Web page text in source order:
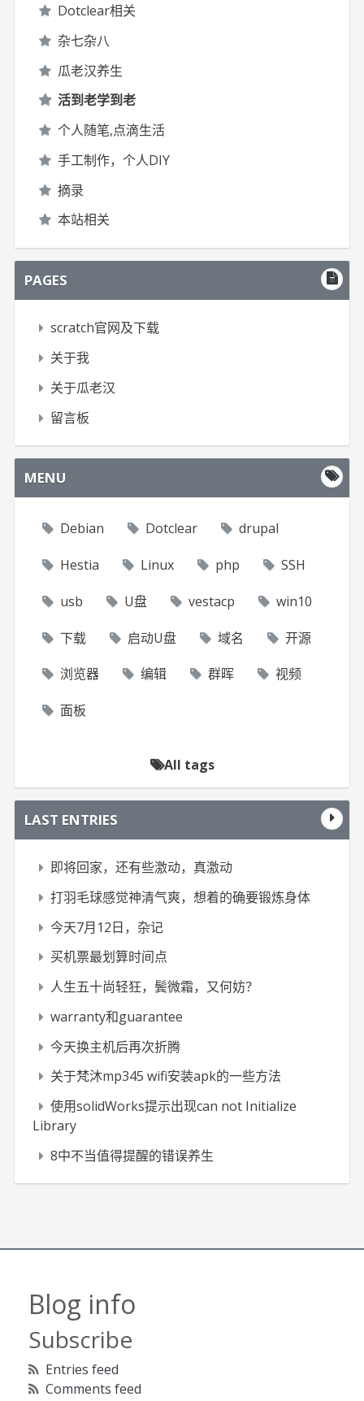
Dotclear相关
杂七杂八
瓜老汉养生
活到老学到老
个人随笔,点滴生活
手工制作，个人DIY
摘录
本站相关
PAGES
scratch官网及下载
关于我
关于瓜老汉
留言板
MENU
Debian Dotclear drupal
Hestia Linux php SSH
usb U盘 vestacp win10
下载 启动U盘 域名 开源
浏览器 编辑 群晖 视频
面板
All tags
LAST ENTRIES
即将回家，还有些激动，真激动
打羽毛球感觉神清气爽，想着的确要锻炼身体
今天7月12日，杂记
买机票最划算时间点
人生五十尚轻狂，鬓微霜，又何妨？
warranty和guarantee
今天换主机后再次折腾
关于梵沐mp345 wifi安装apk的一些方法
使用solidWorks提示出现can not Initialize
Library
8中不当值得提醒的错误养生
Blog info
Subscribe
Entries feed
Comments feed